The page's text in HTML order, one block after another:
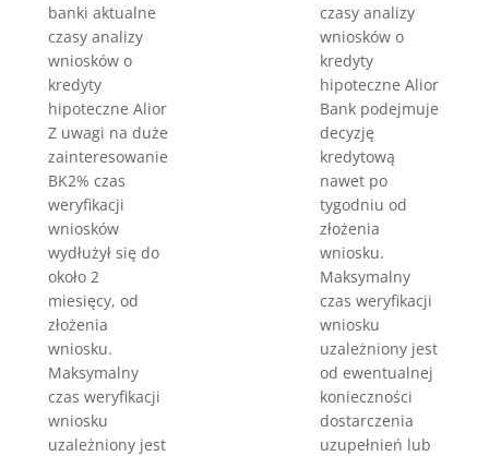
banki aktualne
czasy analizy
wniosków o
kredyty
hipoteczne Alior
Z uwagi na duże
zainteresowanie
BK2% czas
weryfikacji
wniosków
wydłużył się do
około 2
miesięcy, od
złożenia
wniosku.
Maksymalny
czas weryfikacji
wniosku
uzależniony jest
czasy analizy
wniosków o
kredyty
hipoteczne Alior
Bank podejmuje
decyzję
kredytową
nawet po
tygodniu od
złożenia
wniosku.
Maksymalny
czas weryfikacji
wniosku
uzależniony jest
od ewentualnej
konieczności
dostarczenia
uzupełnień lub